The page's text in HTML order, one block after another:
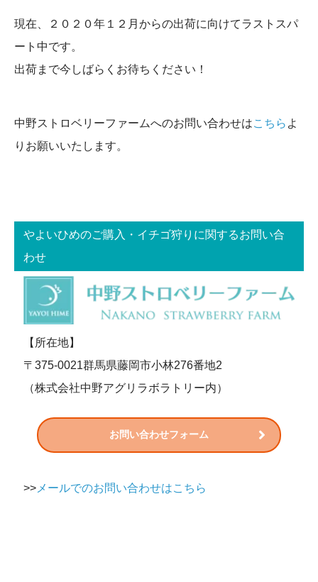
現在、２０２０年１２月からの出荷に向けてラストスパ
ート中です。
出荷まで今しばらくお待ちください！
中野ストロベリーファームへのお問い合わせはこちら よ
りお願いいたします。
やよいひめのご購入・イチゴ狩りに関するお問い合
わせ
【所在地】
〒375-0021群馬県藤岡市小林276番地2
（株式会社中野アグリラボラトリー内）
お問い合わせフォーム
>>メールでのお問い合わせはこちら